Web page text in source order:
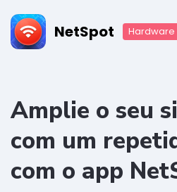
NetSpot Hardware
Amplie o seu
com um
com o app